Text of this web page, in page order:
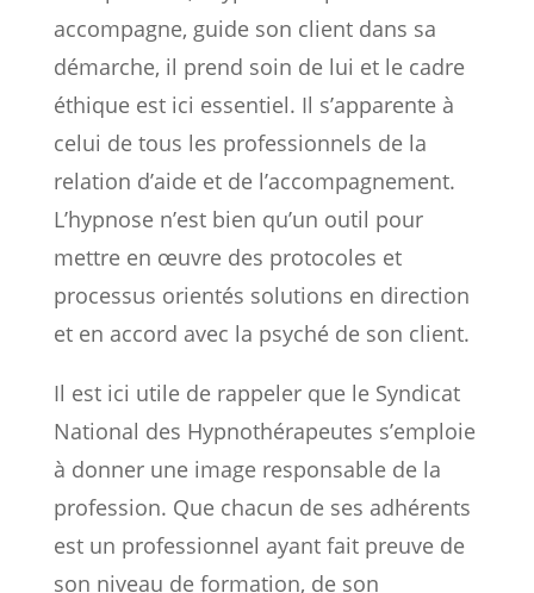
accompagne, guide son client dans sa
démarche, il prend soin de lui et le cadre
éthique est ici essentiel. Il s’apparente à
celui de tous les professionnels de la
relation d’aide et de l’accompagnement.
L’hypnose n’est bien qu’un outil pour
mettre en œuvre des protocoles et
processus orientés solutions en direction
et en accord avec la psyché de son client.
Il est ici utile de rappeler que le Syndicat
National des Hypnothérapeutes s’emploie
à donner une image responsable de la
profession. Que chacun de ses adhérents
est un professionnel ayant fait preuve de
son niveau de formation, de son